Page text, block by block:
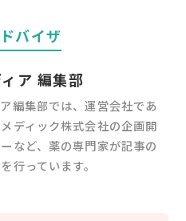
バイザ
ア 編集部
編集部では、運営会社であ
ディック株式会社の企画開
など、薬の専門家が記事の
行っています。